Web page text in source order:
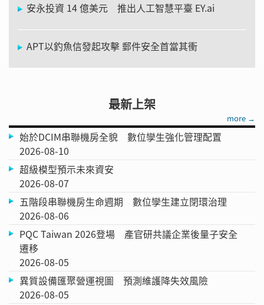
安永投資 14 億美元 推出人工智慧平臺 EY.ai
APT以釣魚信發起攻擊 郵件安全首當其衝
最新上架
more →
始於DCIM串聯機房全貌 數位孿生強化管理配置
2026-08-10
超級模型預示未來資安
2026-08-07
五階段串聯機房生命週期 數位孿生建立閉環治理
2026-08-06
PQC Taiwan 2026登場 產官研共議企業後量子安全
遷移
2026-08-05
異質設備匯聚營運視圖 預測維護降失效風險
2026-08-05